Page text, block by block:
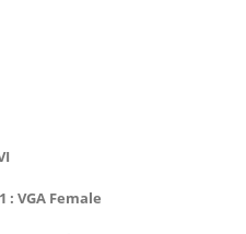
: VGA Female